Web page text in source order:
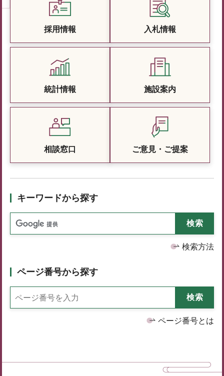
採用情報 入札情報
統計情報 施設案内
相談窓口 ご意見・ご提案
キーワードから探す
検索方法
ページ番号から探す
ページ番号とは